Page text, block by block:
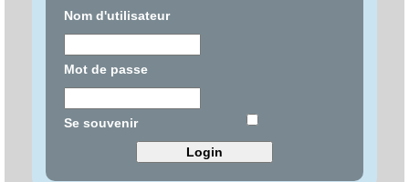
Nom d'utilisateur
Mot de passe
Se souvenir